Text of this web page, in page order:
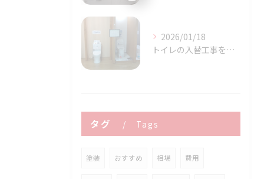
2026/01/18
トイレの入替工事を考えたときに知っておきたい タンク付きトイレとタンクレストイレのメリットデメリット
タグ Tags
塗装 おすすめ 相場 費用